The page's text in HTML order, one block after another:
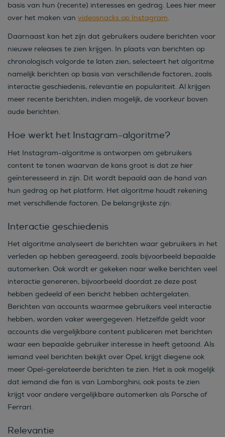
basis van hun (recente) interesses en gedrag. Lees hier meer
over het maken van videosnacks op Instagram.
Daarnaast kan het zijn dat gebruikers oudere berichten voor
nieuwe releases te zien krijgen. In plaats van berichten op
chronologisch volgorde te laten zien, selecteert het algoritme
namelijk berichten op basis van verschillende factoren, zoals
interactie geschiedenis, relevantie en populariteit. Al krijgen
meer recente berichten, indien mogelijk, de voorkeur boven
oude berichten.
Hoe werkt het Instagram-algoritme?
Het Instagram-algoritme is ontworpen om gebruikers
content te tonen waarvan de kans groot is dat ze hier
geïnteresseerd in zijn. Dit wordt bepaald aan de hand van
hun gedrag op het platform. Het algoritme houdt rekening
met verschillende factoren. De belangrijkste zijn:
Interactie geschiedenis
Het algoritme analyseert de berichten waar gebruikers in het
verleden op hebben gereageerd, zoals bijvoorbeeld bepaalde
automerken. Ook wordt er gekeken naar welke berichten veel
interactie genereren, bijvoorbeeld doordat ze deze post
hebben gedeeld of een bericht hebben achtergelaten.
Berichten van accounts waarmee gebruikers veel interactie
hebben, worden vaker weergegeven. Hetzelfde geldt voor
accounts die vergelijkbare content publiceren met berichten
waar een bepaalde gebruiker interesse in heeft getoond. Als
iemand veel berichten bekijkt over Opel, krijgt diegene ook
meer Opel-gerelateerde berichten te zien. Het is ook mogelijk
dat iemand die fan is van Lamborghini, ook posts te zien
krijgt voor andere vergelijkbare automerken als Porsche of
Ferrari.
Relevantie